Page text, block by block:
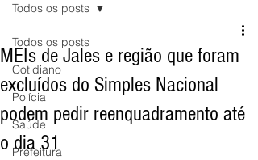
Todos os posts
Cotidiano
Polícia
Saúde
Prefeitura
Todos os posts
MEIs de Jales e região que foram
excluídos do Simples Nacional
podem pedir reenquadramento até
o dia 31